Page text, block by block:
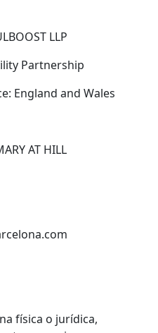
LLP
Partnership
England and Wales
AT HILL
física o jurídica,